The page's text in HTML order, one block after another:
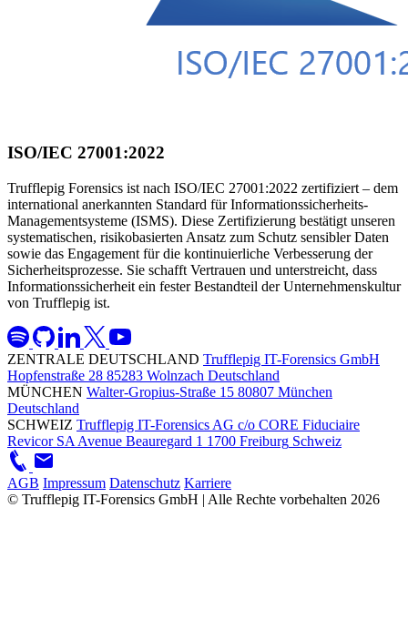
ISO/IEC 27001:2022
Trufflepig Forensics ist nach ISO/IEC 27001:2022 zertifiziert – dem
international anerkannten Standard für Informationssicherheits-
Managementsysteme (ISMS). Diese Zertifizierung bestätigt unseren
systematischen, risikobasierten Ansatz zum Schutz sensibler Daten
sowie das Engagement für die kontinuierliche Verbesserung der
Sicherheitsprozesse. Sie schafft Vertrauen und unterstreicht, dass
Informationssicherheit ein fester Bestandteil der Unternehmenskultur
von Trufflepig ist.
ZENTRALE DEUTSCHLAND Trufflepig IT-Forensics GmbH
Hopfenstraße 28 85283 Wolnzach Deutschland
MÜNCHEN Walter-Gropius-Straße 15 80807 München
Deutschland
SCHWEIZ Trufflepig IT-Forensics AG c/o CORE Fiduciaire
Revicor SA Avenue Beauregard 1 1700 Freiburg Schweiz
AGB Impressum Datenschutz Karriere
© Trufflepig IT-Forensics GmbH | Alle Rechte vorbehalten 2026